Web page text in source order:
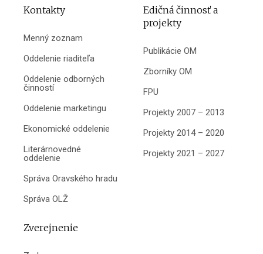
Kontakty
Menný zoznam
Oddelenie riaditeľa
Oddelenie odborných
činností
Oddelenie marketingu
Ekonomické oddelenie
Literárnovedné
oddelenie
Správa Oravského hradu
Správa OLŽ
Edičná činnosť a
projekty
Publikácie OM
Zborníky OM
FPU
Projekty 2007 – 2013
Projekty 2014 – 2020
Projekty 2021 – 2027
Zverejnenie